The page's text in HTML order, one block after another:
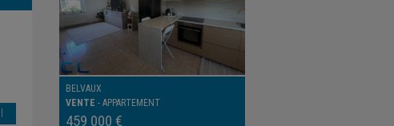
BELVAUX
VENTE - APPARTEMENT
459 000 €